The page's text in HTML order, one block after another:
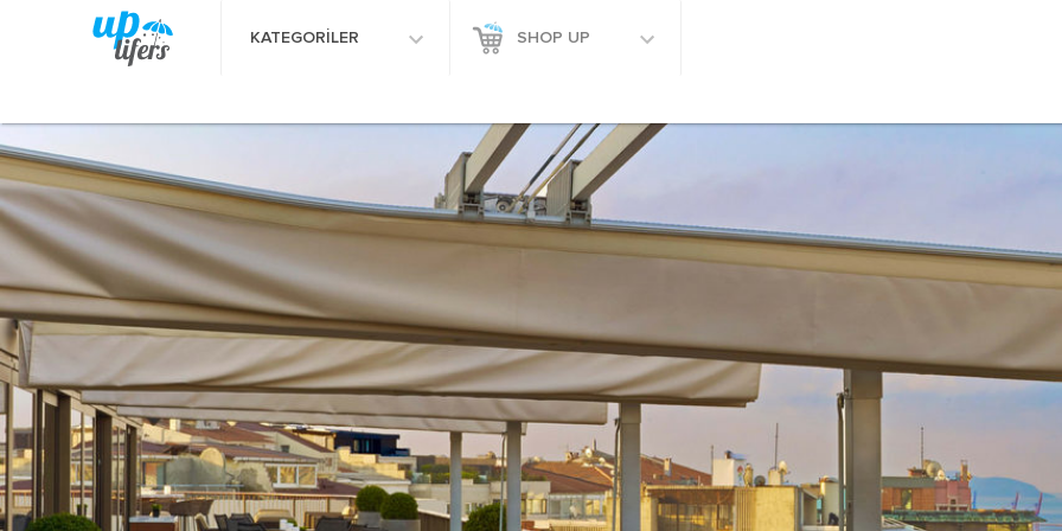
KATEGORİLER SHOP UP